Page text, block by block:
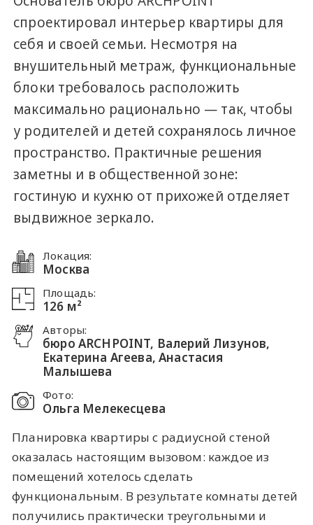
спроектировал интерьер квартиры для
себя и своей семьи. Несмотря на
внушительный метраж, функциональные
блоки требовалось расположить
максимально рационально — так, чтобы
у родителей и детей сохранялось личное
пространство. Практичные решения
заметны и в общественной зоне:
гостиную и кухню от прихожей отделяет
выдвижное зеркало.
Локация:
Москва
Площадь:
126 м²
Авторы:
бюро ARCHPOINT, Валерий Лизунов,
Екатерина Агеева, Анастасия
Малышева
Фото:
Ольга Мелекесцева
Планировка квартиры с радиусной стеной
оказалась настоящим вызовом: каждое из
помещений хотелось сделать
функциональным. В результате комнаты детей
получились практически треугольными и